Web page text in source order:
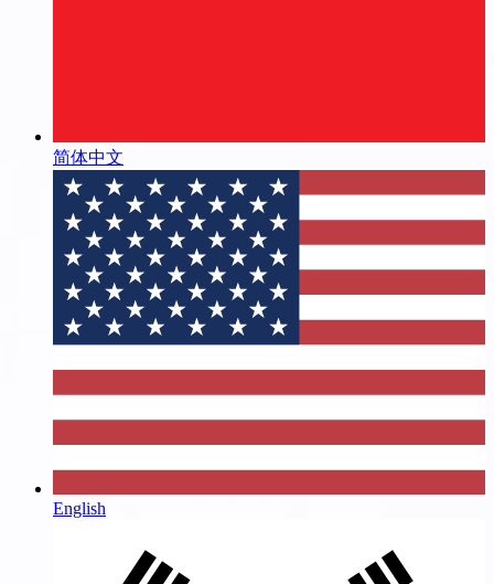
简体中文
English